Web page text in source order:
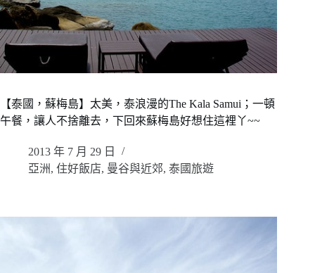
【泰國，蘇梅島】太美，泰浪漫的The Kala Samui；一頓
午餐，讓人不捨離去，下回來蘇梅島好想住這裡丫~~
2013 年 7 月 29 日
亞洲, 住好飯店, 曼谷與近郊, 泰國旅遊